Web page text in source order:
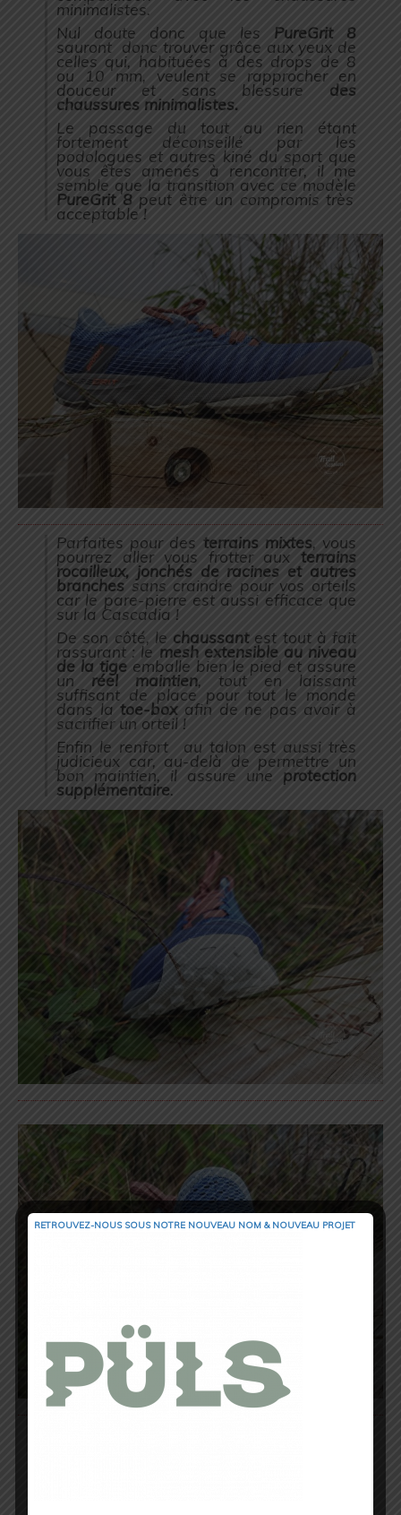
minimalistes.
Nul doute donc que les PureGrit 8
sauront donc trouver grâce aux yeux de
celles qui, habituées à des drops de 8
ou 10 mm, veulent se rapprocher en
douceur et sans blessure des
chaussures minimalistes.
Le passage du tout au rien étant
fortement déconseillé par les
podologues et autres kiné du sport que
vous êtes amenés à rencontrer, il me
semble que la transition avec ce modèle
PureGrit 8peut être un compromis très
acceptable !
Parfaites pour des terrains mixtes, vous
pourrez aller vous frotter aux terrains
rocailleux, jonchés de racines et autres
branchessans craindre pour vos orteils
car le pare-pierre est aussi efficace que
sur la Cascadia !
De son côté, le chaussantest tout à fait
rassurant : le mesh extensible au niveau
de la tigeemballe bien le pied et assure
un réel maintien, tout en laissant
suffisant de place pour tout le monde
dans la toe-boxafin de ne pas avoir à
sacrifier un orteil !
Enfin le renfort au talon est aussi très
judicieux car, au-delà de permettre un
bon maintien, il assure une protection
supplémentaire.
RETROUVEZ-NOUS SOUS NOTRE NOUVEAU NOM & NOUVEAU PROJET